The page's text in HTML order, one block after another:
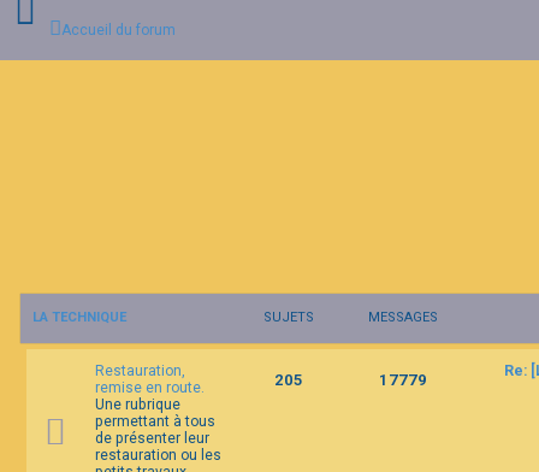
I
Accueil du forum
LA TECHNIQUE SUJETS MESSAGES
Restauration,
remise en route.
Une rubrique
permettant à tous
de présenter leur
restauration ou les
205 17779 Re: